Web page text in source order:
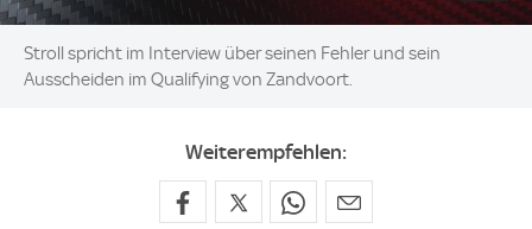
Stroll spricht im Interview über seinen Fehler und sein
Ausscheiden im Qualifying von Zandvoort.
Weiterempfehlen: